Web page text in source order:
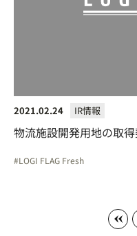
2021.02.24 IR情報
物流施設開発用地の取
LOGI FLAG Fresh